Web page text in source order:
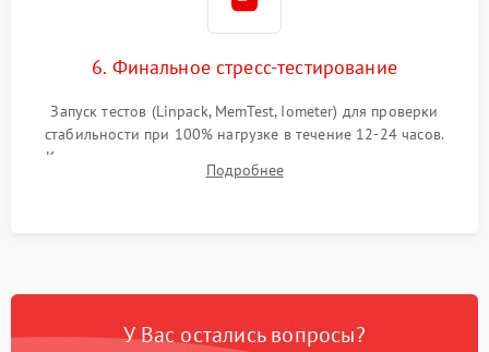
6. Финальное стресс-тестирование
Запуск тестов (Linpack, MemTest, Iometer) для проверки
стабильности при 100% нагрузке в течение 12-24 часов.
Контроль температурных режимов, проверка отсутствия
троттлинга и подготовка сервера к выдаче.
Подробнее
У Вас остались вопросы?